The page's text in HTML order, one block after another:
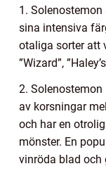
1.
sina intensiva
otaliga sorter att
”Wizard”,
2. Solenostemon
av korsningar
och har en
mönster. En
vinröda blad och